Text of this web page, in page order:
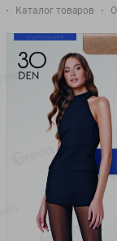
9.99
11.99
охлажд
Каталог товаров